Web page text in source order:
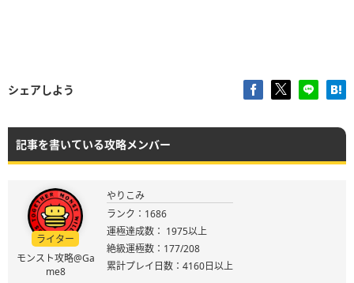
シェアしよう
記事を書いている攻略メンバー
ライター
モンスト攻略@Ga
me8
やりこみ
ランク：1686
運極達成数： 1975以上
絶級運極数：177/208
累計プレイ日数：4160日以上